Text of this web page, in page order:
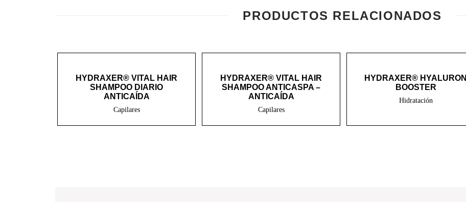
PRODUCTOS RELACIONADOS
HYDRAXER® VITAL HAIR
SHAMPOO DIARIO
ANTICAÍDA
Capilares
HYDRAXER® VITAL HAIR
SHAMPOO ANTICASPA –
ANTICAÍDA
Capilares
HYDRAXER® HYALURON
BOOSTER
Hidratación